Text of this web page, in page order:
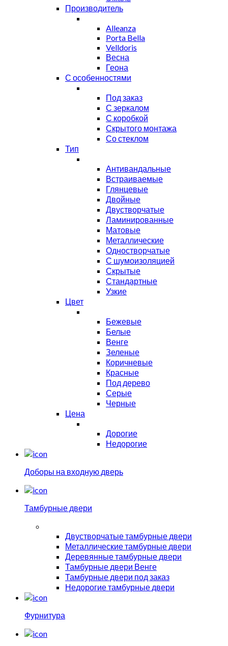
Производитель
Alleanza
Porta Bella
Velldoris
Весна
Геона
С особенностями
Под заказ
С зеркалом
С коробкой
Скрытого монтажа
Со стеклом
Тип
Антивандальные
Встраиваемые
Глянцевые
Двойные
Двустворчатые
Ламинированные
Матовые
Металлические
Одностворчатые
С шумоизоляцией
Скрытые
Стандартные
Узкие
Цвет
Бежевые
Белые
Венге
Зеленые
Коричневые
Красные
Под дерево
Серые
Черные
Цена
Дорогие
Недорогие
Доборы на входную дверь
Тамбурные двери
Двустворчатые тамбурные двери
Металлические тамбурные двери
Деревянные тамбурные двери
Тамбурные двери Венге
Тамбурные двери под заказ
Недорогие тамбурные двери
Фурнитура